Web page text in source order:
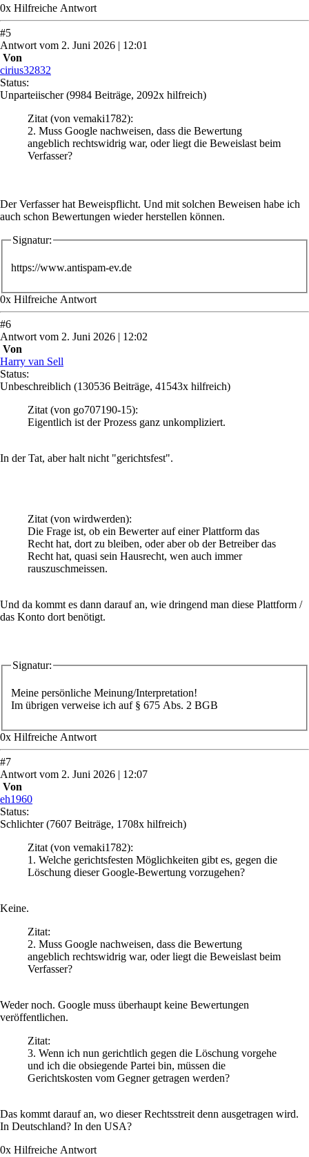
0x Hilfreiche Antwort
#5
Antwortvom 2. Juni 2026 | 12:01
Von
cirius32832
Status:
Unparteiischer (9984 Beiträge, 2092x hilfreich)
Zitat(von vemaki1782):
2. Muss Google nachweisen, dass die Bewertung
angeblich rechtswidrig war, oder liegt die Beweislast beim
Verfasser?
Der Verfasser hat Beweispflicht. Und mit solchen Beweisen habe ich
auch schon Bewertungen wieder herstellen können.
Signatur:
https://www.antispam-ev.de
0x Hilfreiche Antwort
#6
Antwort vom 2. Juni 2026 | 12:02
Von
Harry van Sell
Status:
Unbeschreiblich (130536 Beiträge, 41543x hilfreich)
Zitat (von go707190-15):
Eigentlich ist der Prozess ganz unkompliziert.
In der Tat, aber halt nicht "gerichtsfest".
Zitat (von wirdwerden):
Die Frage ist, ob ein Bewerter auf einer Plattform das
Recht hat, dort zu bleiben, oder aber ob der Betreiber das
Recht hat, quasi sein Hausrecht, wen auch immer
rauszuschmeissen.
Und da kommt es dann darauf an, wie dringend man diese Plattform /
das Konto dort benötigt.
Signatur:
Meine persönliche Meinung/Interpretation!
Im übrigen verweise ich auf § 675 Abs. 2 BGB
0x Hilfreiche Antwort
#7
Antwort vom 2. Juni 2026 | 12:07
Von
eh1960
Status:
Schlichter (7607 Beiträge, 1708x hilfreich)
Zitat (von vemaki1782):
1. Welche gerichtsfesten Möglichkeiten gibt es, gegen die
Löschung dieser Google-Bewertung vorzugehen?
Keine.
Zitat:
2. Muss Google nachweisen, dass die Bewertung
angeblich rechtswidrig war, oder liegt die Beweislast beim
Verfasser?
Weder noch. Google muss überhaupt keine Bewertungen
veröffentlichen.
Zitat:
3. Wenn ich nun gerichtlich gegen die Löschung vorgehe
und ich die obsiegende Partei bin, müssen die
Gerichtskosten vom Gegner getragen werden?
Das kommt darauf an, wo dieser Rechtsstreit denn ausgetragen wird.
In Deutschland? In den USA?
0x Hilfreiche Antwort